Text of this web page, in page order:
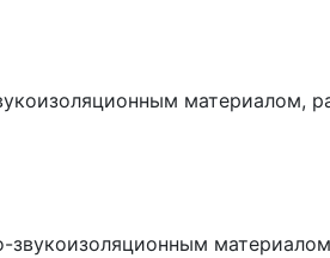
материалом,